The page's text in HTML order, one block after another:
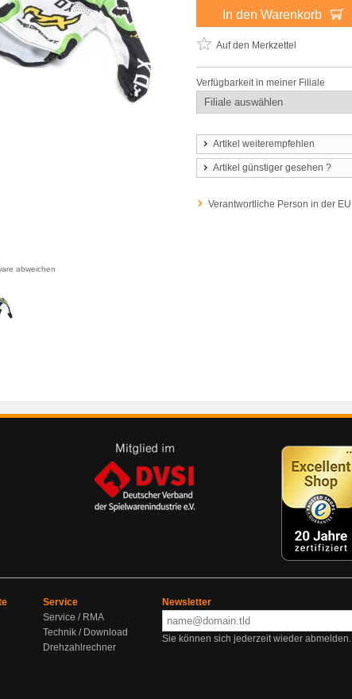
abweichen
In den Warenkorb
Auf den Merkzettel
Verfügbarkeit in meiner Filiale
Artikel weiterempfehlen
Artikel günstiger gesehen ?
Verantwortliche Person in der EU
Service
Service / RMA
Technik / Download
Drehzahlrechner
Newsletter
Sie können sich jederzeit wieder abmelden.